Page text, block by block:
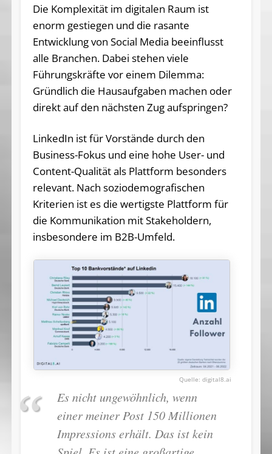
Die Komplexität im digitalen Raum ist
enorm gestiegen und die rasante
Entwicklung von Social Media beeinflusst
alle Branchen. Dabei stehen viele
Führungskräfte vor einem Dilemma:
Gründlich die Hausaufgaben machen oder
direkt auf den nächsten Zug aufspringen?
LinkedIn ist für Vorstände durch den
Business-Fokus und eine hohe User- und
Content-Qualität als Plattform besonders
relevant. Nach soziodemografischen
Kriterien ist es die wertigste Plattform für
die Kommunikation mit Stakeholdern,
insbesondere im B2B-Umfeld.
digital8.ai
Es nicht ungewöhnlich, wenn
einer meiner Post 150 Millionen
Impressions erhält. Das ist kein